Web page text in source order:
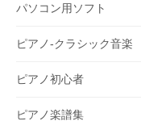
パソコン用ソフト
ピアノ-クラシック音楽
ピアノ初心者
ピアノ楽譜集